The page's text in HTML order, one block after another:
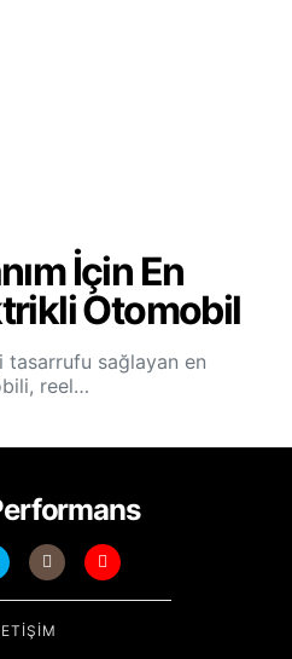
İçin En
Otomobil
tasarrufu sağlayan en
reel…